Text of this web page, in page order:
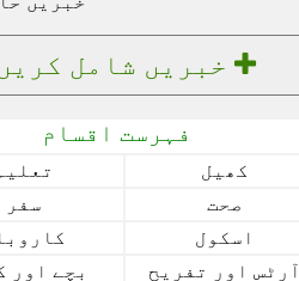
خبریں شامل
فہرست اقسام
کھیل
صحت
سفر
اسکول
آرٹس اور تفریح
بچے اور